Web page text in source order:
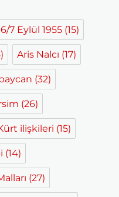
6/7 Eylül 1955 (15)
Aris Nalcı (17)
(32)
(26)
ilişkileri (15)
(14)
(27)